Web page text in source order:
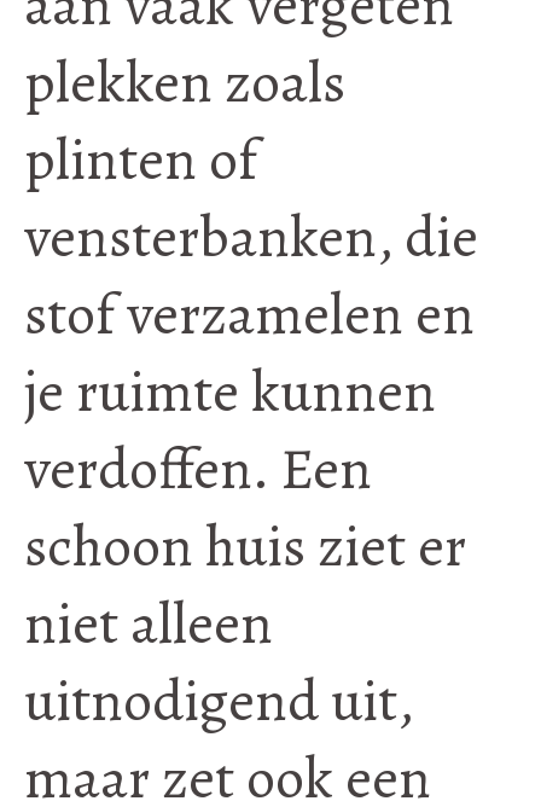
plekken zoals
plinten of
vensterbanken, die
stof verzamelen en
je ruimte kunnen
verdoffen. Een
schoon huis ziet er
niet alleen
uitnodigend uit,
maar zet ook een